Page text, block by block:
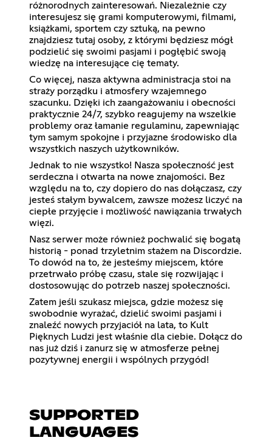
różnorodnych zainteresowań. Niezależnie czy
interesujesz się grami komputerowymi, filmami,
książkami, sportem czy sztuką, na pewno
znajdziesz tutaj osoby, z którymi będziesz mógł
podzielić się swoimi pasjami i pogłębić swoją
wiedzę na interesujące cię tematy.
Co więcej, nasza aktywna administracja stoi na
straży porządku i atmosfery wzajemnego
szacunku. Dzięki ich zaangażowaniu i obecności
praktycznie 24/7, szybko reagujemy na wszelkie
problemy oraz łamanie regulaminu, zapewniając
tym samym spokojne i przyjazne środowisko dla
wszystkich naszych użytkowników.
Jednak to nie wszystko! Nasza społeczność jest
serdeczna i otwarta na nowe znajomości. Bez
względu na to, czy dopiero do nas dołączasz, czy
jesteś stałym bywalcem, zawsze możesz liczyć na
ciepłe przyjęcie i możliwość nawiązania trwałych
więzi.
Nasz serwer może również pochwalić się bogatą
historią - ponad trzyletnim stażem na Discordzie.
To dowód na to, że jesteśmy miejscem, które
przetrwało próbę czasu, stale się rozwijając i
dostosowując do potrzeb naszej społeczności.
Zatem jeśli szukasz miejsca, gdzie możesz się
swobodnie wyrażać, dzielić swoimi pasjami i
znaleźć nowych przyjaciół na lata, to Kult
Pięknych Ludzi jest właśnie dla ciebie. Dołącz do
nas już dziś i zanurz się w atmosferze pełnej
pozytywnej energii i wspólnych przygód!
SUPPORTED
LANGUAGES